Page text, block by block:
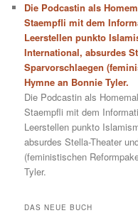
Die Podcastin als
Staempfli mit dem
Leerstellen punkto
International, absurdes
Sparvorschlaegen
Hymne an Bonnie Tyler.
Die Podcastin als
Staempfli mit dem
Leerstellen punkto
absurdes Stella-Theater
(feministischen
Tyler.
DAS NEUE BUCH